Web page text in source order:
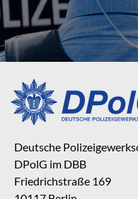
Deutsche
DPolG im DBB
Friedrichstraße 169